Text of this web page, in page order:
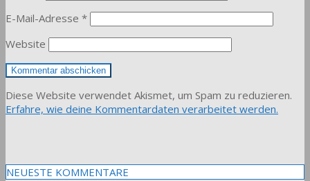
E-Mail-Adresse *
Website
Diese Website verwendet Akismet, um Spam zu reduzieren.
Erfahre, wie deine Kommentardaten verarbeitet werden.
NEUESTE KOMMENTARE